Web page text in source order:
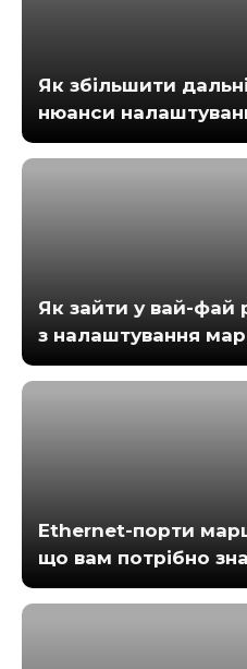
Як збільшити
нюанси
Як зайти у вай-фай
з налаштування
Ethernet-порти
що вам потрібно